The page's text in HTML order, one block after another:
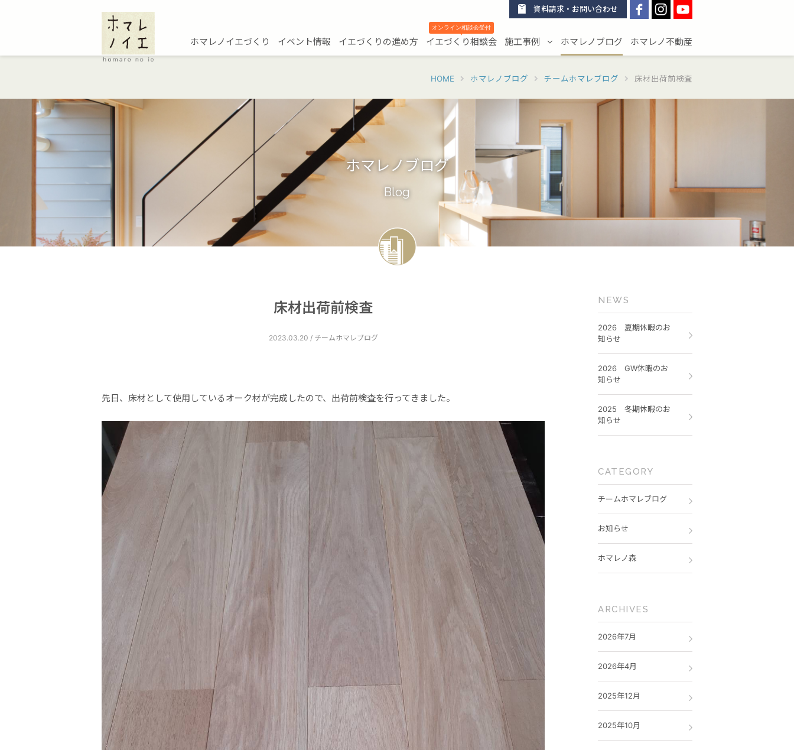
資料請求・お問い合わせ
ホマレノイエづくり イベント情報 イエづくりの進め方
オンライン相談会受付
▼
イエづくり相談会 施工事例 ホマレノブログ ホマレノ不動産
HOME ホマレノブログ チームホマレブログ 床材出荷前検査
ホマレノブログ
Blog
床材出荷前検査
2023.03.20 / チームホマレブログ
先日、床材として使用しているオーク材が完成したので、出荷前検査を行ってきました。
NEWS
2026 夏期休暇のお
知らせ
2026 GW休暇のお
知らせ
2025 冬期休暇のお
知らせ
CATEGORY
チームホマレブログ
お知らせ
ホマレノ森
ARCHIVES
2026年7月
2026年4月
2025年12月
2025年10月